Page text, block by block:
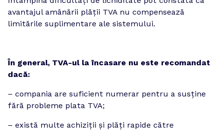
avantajul amânării plății TVA nu compensează
limitările suplimentare ale sistemului.
În general, TVA-ul la încasare nu este recomandat
dacă:
– compania are suficient numerar pentru a susține
fără probleme plata TVA;
– există multe achiziții și plăți rapide către